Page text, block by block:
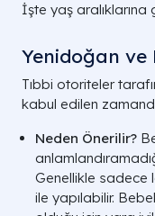
İşte yaş aralıklarına
Yenidoğan ve
Tıbbi otoriteler
kabul edilen
Neden Önerilir?
Genellikle sadece
ile yapılabilir.